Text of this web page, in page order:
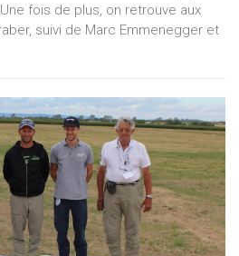
fois de plus, on retrouve aux
suivi de Marc Emmenegger et